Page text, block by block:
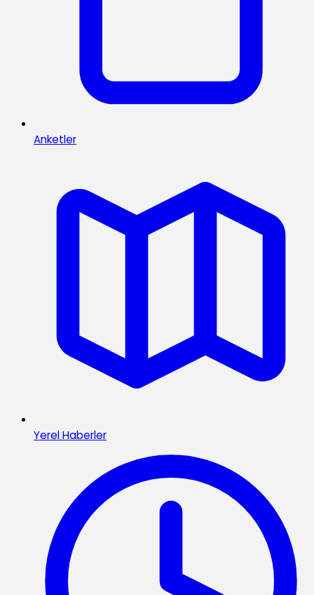
Anketler
Yerel Haberler